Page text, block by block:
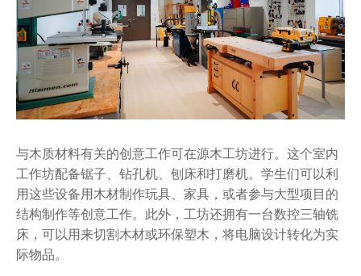
与木质材料有关的创意工作可在源木工坊进行。这个室内
工作坊配备锯子、钻孔机、刨床和打磨机。学生们可以利
用这些设备用木材制作玩具、家具，或者参与大型项目的
结构制作等创意工作。此外，工坊还拥有一台数控三轴铣
床，可以用来切割木材或环保塑木，将电脑设计转化为实
际物品。